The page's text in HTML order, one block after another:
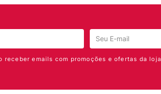
receber emails com promoções e ofertas da loja